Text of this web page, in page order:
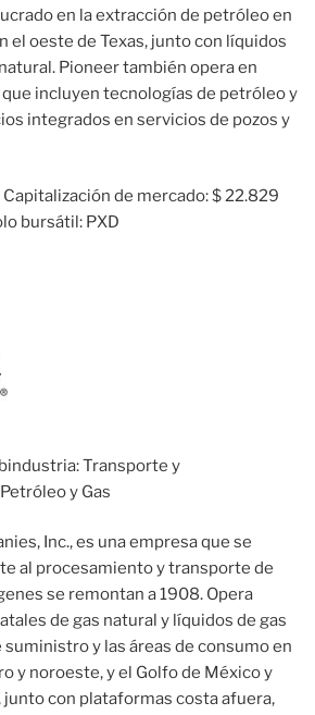
en la extracción de petróleo en
el oeste de Texas, junto con líquidos
Pioneer también opera en
incluyen tecnologías de petróleo y
integrados en servicios de pozos y
Capitalización de mercado: $ 22.829
bursátil: PXD
Transporte y
y Gas
Inc., es una empresa que se
al procesamiento y transporte de
se remontan a 1908. Opera
de gas natural y líquidos de gas
y las áreas de consumo en
y noroeste, y el Golfo de México y
con plataformas costa afuera,